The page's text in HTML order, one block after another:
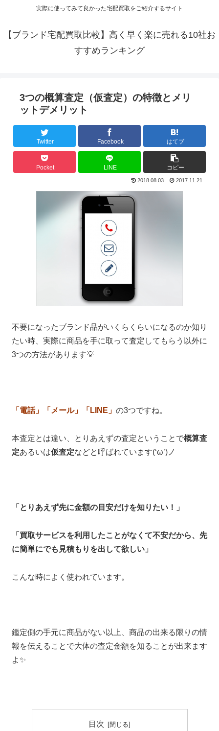
実際に使ってみて良かった宅配買取をご紹介するサイト
【ブランド宅配買取比較】高く早く楽に売れる10社お
すすめランキング
3つの概算査定（仮査定）の特徴とメリ
ットデメリット
Twitter Facebook はてブ
Pocket LINE コピー
2018.08.03 2017.11.21
不要になったブランド品がいくらくらいになるのか知り
たい時、実際に商品を手に取って査定してもらう以外に
3つの方法があります💡
「電話」「メール」「LINE」 の3つですね。
本査定とは違い、とりあえずの査定ということで概算査
定あるいは仮査定などと呼ばれています(‘ω’)ノ
「とりあえず先に金額の目安だけを知りたい！」
「買取サービスを利用したことがなくて不安だから、先
に簡単にでも見積もりを出して欲しい」
こんな時によく使われています。
鑑定側の手元に商品がない以上、商品の出来る限りの情
報を伝えることで大体の査定金額を知ることが出来ます
よ✨
目次